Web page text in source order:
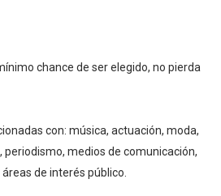
chance de ser elegido, no pierda
con: música, actuación, moda,
periodismo, medios de comunicación,
de interés público.